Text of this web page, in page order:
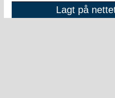
Lagt på